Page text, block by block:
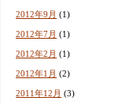
2012年9月 (1)
2012年7月 (1)
2012年2月 (1)
2012年1月 (2)
2011年12月 (3)